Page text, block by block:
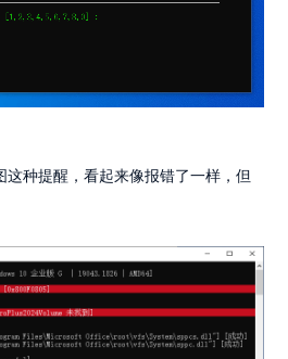
种提醒，看起来像报错了一样，但